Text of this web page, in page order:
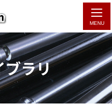
MENU
ブラリ